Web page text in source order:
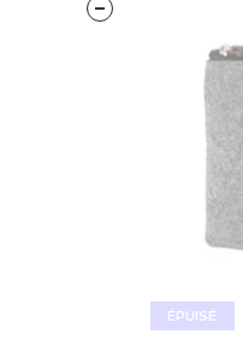
ÉPUISÉ